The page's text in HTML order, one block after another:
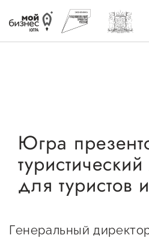
Быть в курсе
Истории успеха
Мероприятия
Югра
для туристов
Генеральный